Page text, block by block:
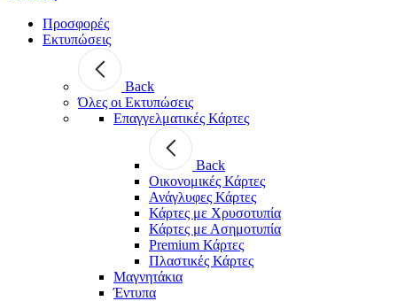
Προσφορές
Εκτυπώσεις
Back
Όλες οι Εκτυπώσεις
Επαγγελματικές Κάρτες
Back
Οικονομικές Κάρτες
Ανάγλυφες Κάρτες
Κάρτες με Χρυσοτυπία
Κάρτες με Ασημοτυπία
Premium Κάρτες
Πλαστικές Κάρτες
Μαγνητάκια
Έντυπα